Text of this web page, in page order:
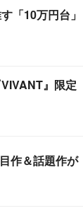
「10万円台」
』限定
作＆話題作が